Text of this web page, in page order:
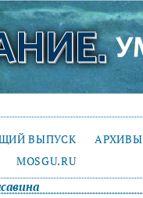
ВЫПУСК
АРХИВЫ
MOSGU.RU